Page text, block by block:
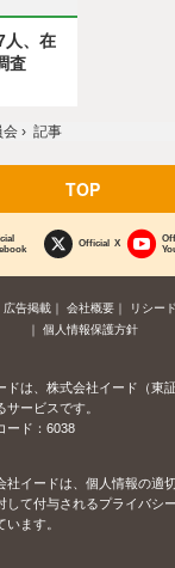
人、在
査
会 › 記事
TOP
Official X
広告掲載 会社概要
リシー
個人情報保護方針
ドは、株式会社イード（東
サービスです。
ード：6038
社イードは、個人情報の適
して付与されるプライバシ
います。